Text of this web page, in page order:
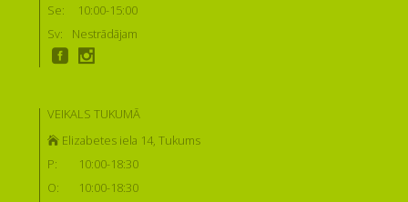
Se:
10:00-15:00
Sv:
Nestrādājam
VEIKALS TUKUMĀ
Elizabetes iela 14, Tukums
P:
10:00-18:30
O:
10:00-18:30